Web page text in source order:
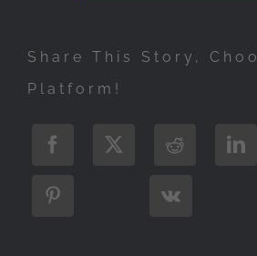
Share This Story,
Platform!